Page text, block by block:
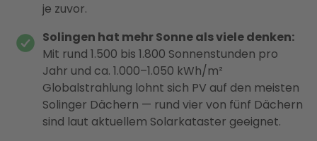
je zuvor.
Solingen hat mehr Sonne als viele denken:
Mit rund 1.500 bis 1.800 Sonnenstunden pro
Jahr und ca. 1.000–1.050 kWh/m²
Globalstrahlung lohnt sich PV auf den meisten
Solinger Dächern — rund vier von fünf Dächern
sind laut aktuellem Solarkataster geeignet.